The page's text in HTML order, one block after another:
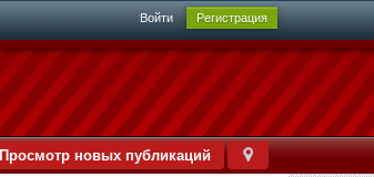
Войти Регистрация
Просмотр новых публикаций